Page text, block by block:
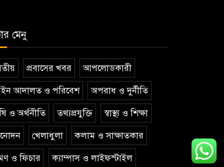
মেনু
প্রবাসের খবর আপলোডকারী
আদালত ও পরিবেশ অপরাধ ও দুর্নীতি
ও অর্থনীতি তথ্যপ্রযুক্তি স্বাস্থ্য ও শিক্ষা
খেলাধুলা কলাম ও সাক্ষাতকার
ও ফিচার ক্যাম্পাস ও লাইফস্টাইল